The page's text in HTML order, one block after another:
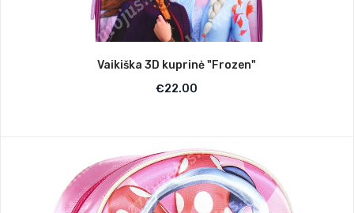
Vaikiška 3D kuprinė "Frozen"
€22.00